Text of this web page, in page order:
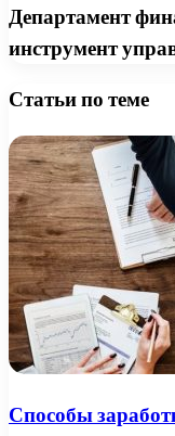
Департамент
инструмент
Статьи по теме
Способы